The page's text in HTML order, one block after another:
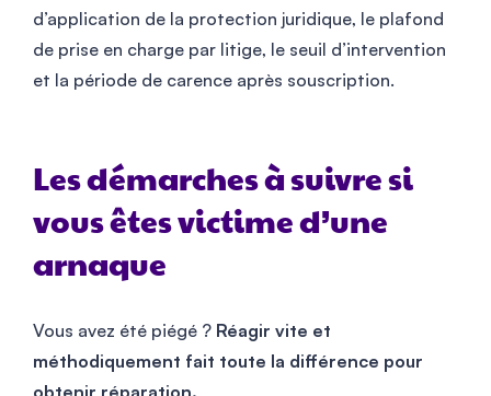
d’application de la protection juridique, le plafond
de prise en charge par litige, le seuil d’intervention
et la période de carence après souscription.
Les démarches à suivre si
vous êtes victime d’une
arnaque
Vous avez été piégé ? Réagir vite et
méthodiquement fait toute la différence pour
obtenir réparation.